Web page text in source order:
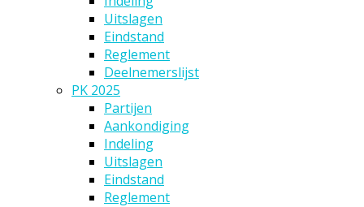
Uitslagen
Eindstand
Reglement
Deelnemerslijst
PK 2025
Partijen
Aankondiging
Indeling
Uitslagen
Eindstand
Reglement